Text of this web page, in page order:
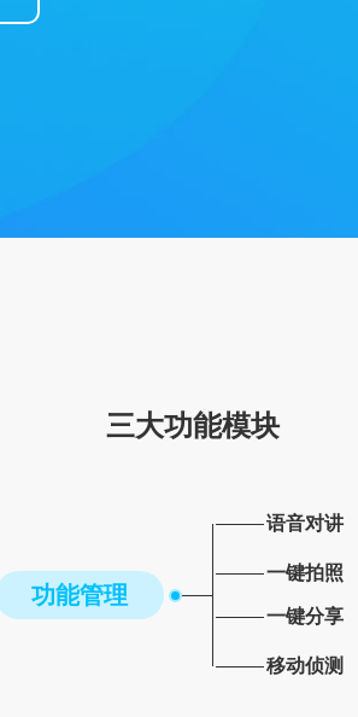
三大功能模块
功能管理
语音对讲
一键拍照
一键分享
移动侦测